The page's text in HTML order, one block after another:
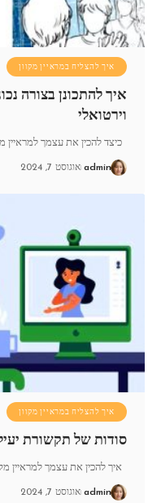
איך להצליח במראיין מקוון
איך להתכונן בצורה
וירטואלי
כיצד להכין את עצמך למראיין
admin אוגוסט 7, 2024
איך להצליח במראיין מקוון
סודות של תקשורת
איך להכין את עצמך למראיין מקוון 1. הכינו את הסביבה:
admin אוגוסט 7, 2024